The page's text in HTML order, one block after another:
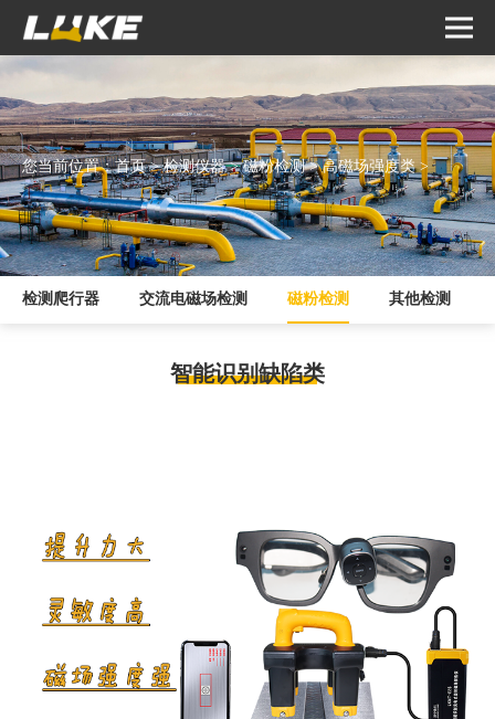
您当前位置：首页>检测仪器>磁粉检测>高磁场强度类>
检测爬行器 交流电磁场检测 磁粉检测 其他检测
智能识别缺陷类